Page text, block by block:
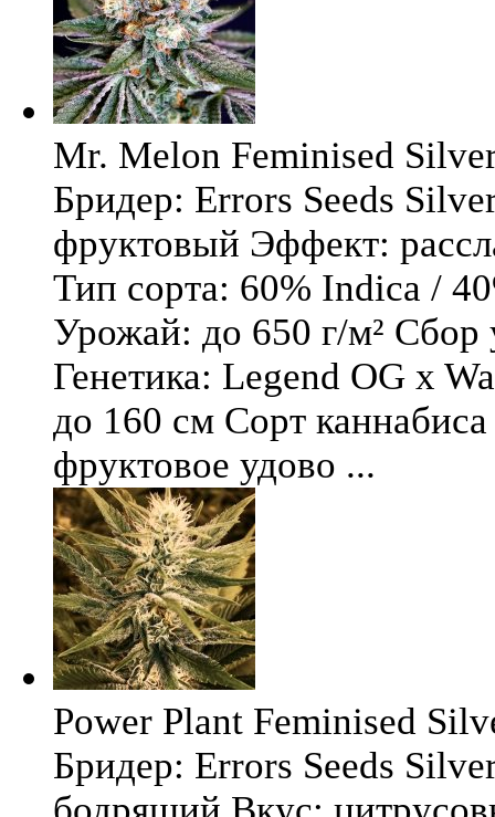
Mr. Melon Feminised
Бридер: Errors Seeds
фруктовый Эффект:
Тип сорта: 60% Indica /
Урожай: до 650 г/м² Сбор
Генетика: Legend OG x
до 160 см Сорт
фруктовое удово ...
Power Plant Feminised
Бридер: Errors Seeds